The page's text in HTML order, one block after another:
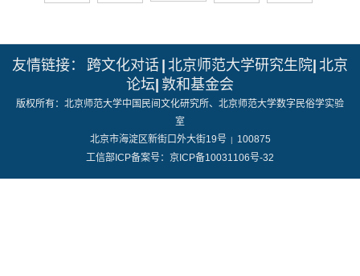
友情链接： 跨文化对话 北京师范大学研究生院 北京
论坛 敦和基金会
版权所有：北京师范大学中国民间文化研究所、北京师范大学数字民俗学实验
室
北京市海淀区新街口外大街19号
100875
工信部ICP备案号：京ICP备10031106号-32